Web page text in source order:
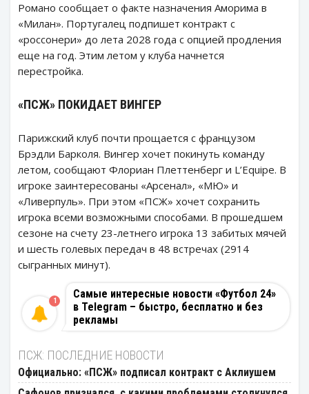
Романо сообщает о факте назначения Аморима в
«Милан». Португалец подпишет контракт с
«россонери» до лета 2028 года с опцией продления
еще на год. Этим летом у клуба начнется
перестройка.
«ПСЖ» ПОКИДАЕТ ВИНГЕР
Парижский клуб почти прощается с французом
Брэдли Барколя. Вингер хочет покинуть команду
летом, сообщают Флориан Плеттенберг и L’Equipe. В
игроке заинтересованы «Арсенал», «МЮ» и
«Ливерпуль». При этом «ПСЖ» хочет сохранить
игрока всеми возможными способами. В прошедшем
сезоне на счету 23-летнего игрока 13 забитых мячей
и шесть голевых передач в 48 встречах (2914
сыгранных минут).
Самые интересные новости «Футбол 24»
в Telegram – быстро, бесплатно и без
рекламы
1
ПСЖ: ПОСЛЕДНИЕ НОВОСТИ
Официально: «ПСЖ» подписал контракт с Аклиушем